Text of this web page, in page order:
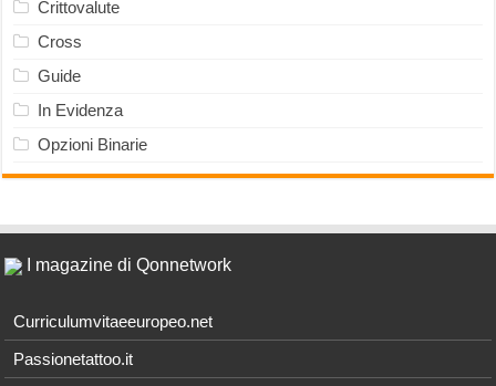
Crittovalute
Cross
Guide
In Evidenza
Opzioni Binarie
I magazine di Qonnetwork
Curriculumvitaeeuropeo.net
Passionetattoo.it